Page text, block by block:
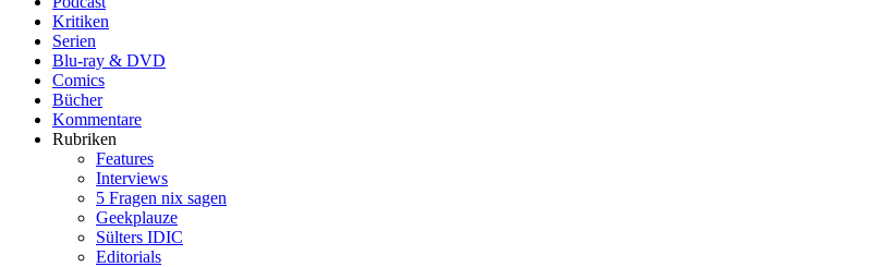
Kritiken
Serien
Blu-ray & DVD
Comics
Bücher
Kommentare
Rubriken
Features
Interviews
5 Fragen nix sagen
Geekplauze
Sülters IDIC
Editorials